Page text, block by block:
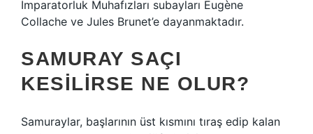
İmparatorluk Muhafızları subayları Eugène
Collache ve Jules Brunet’e dayanmaktadır.
SAMURAY SAÇI
KESILIRSE NE OLUR?
Samuraylar, başlarının üst kısmını tıraş edip kalan